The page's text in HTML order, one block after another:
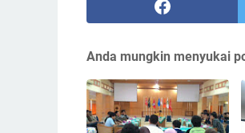
Anda mungkin menyukai